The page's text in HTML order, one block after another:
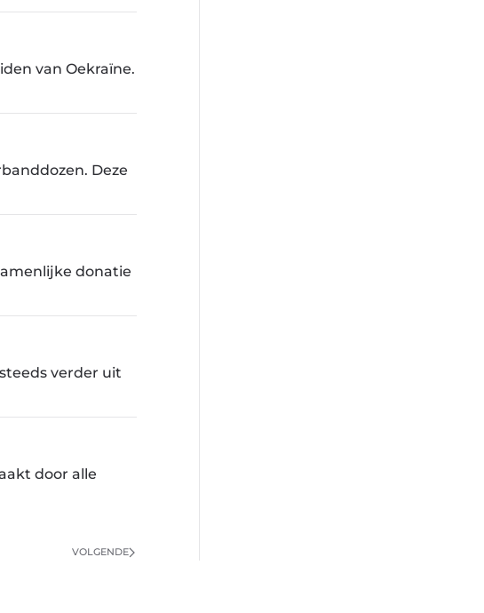
van Oekraïne.
Deze
donatie
verder uit
door alle
VOLGENDE